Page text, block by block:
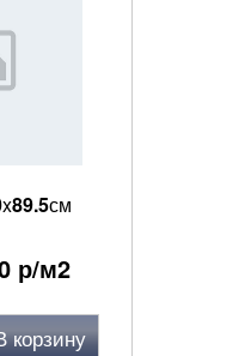
x89.5см
р/м2
корзину